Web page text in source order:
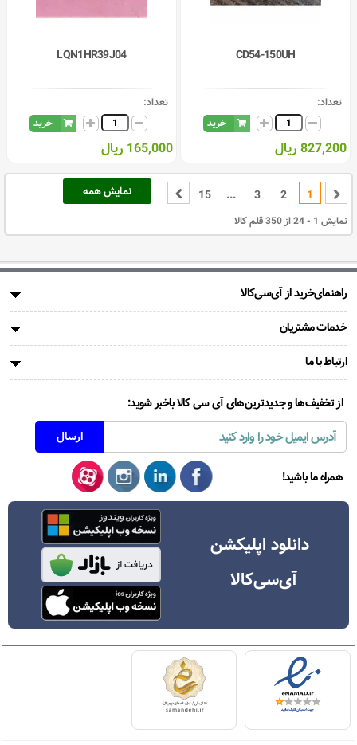
CD54-150UH
تعداد:
خرید
827,200 ریال
LQN1HR39J04
تعداد:
خرید
165,000 ریال
نمایش همه 1
2
3
...
15
نمایش 1 - 24 از 350 قلم کالا
راهنمای‌خرید از آی‌سی‌کالا
خدمات مشتریان
ارتباط با ما
از تخفیف‌ها و جدیدترین‌های آی سی کالا باخبر شوید:
همراه ما باشید!
دانلود اپلیکشن
آی‌سی‌کالا